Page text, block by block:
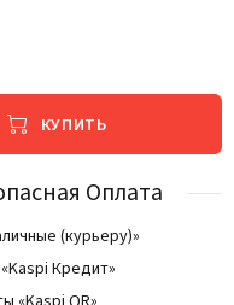
КУПИТЬ
Оплата